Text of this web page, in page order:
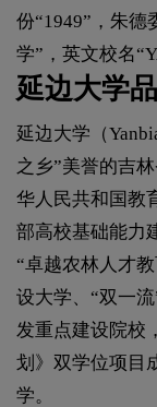
份“1949”，朱德
学”，英文校名
延边大学
延边大学（
之乡”美誉的吉
华人民共和国教
部高校基础能力
“卓越农林人才
设大学、“双一
发重点建设院校
划》双学位项目
学。